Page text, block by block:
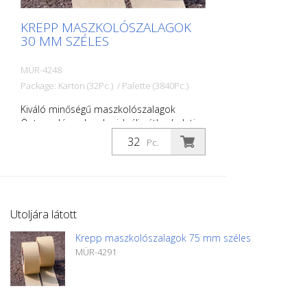
KREPP MASZKOLÓSZALAGOK
30 MM SZÉLES
MÜR-4248
Package: Karton (32Pc.) / Palette (3840Pc.)
Kiváló minőségű maszkolószalagok
Öntapadó szalagok - ideális útburkolati
jelek, jelek, szimbólumok stb.
maszkolásához. Szélesség: 30 mm
Pc.
Utoljára látott
Krepp maszkolószalagok 75 mm széles
MÜR-4291